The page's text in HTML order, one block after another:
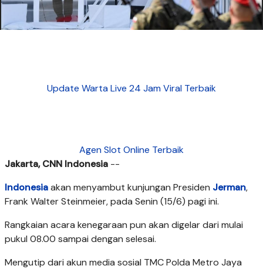
Update Warta Live 24 Jam Viral Terbaik
Agen Slot Online Terbaik
Jakarta, CNN Indonesia --
Indonesiaakan menyambut kunjungan Presiden Jerman,
Frank Walter Steinmeier, pada Senin (15/6) pagi ini.
Rangkaian acara kenegaraan pun akan digelar dari mulai
pukul 08.00 sampai dengan selesai.
Mengutip dari akun media sosial TMC Polda Metro Jaya